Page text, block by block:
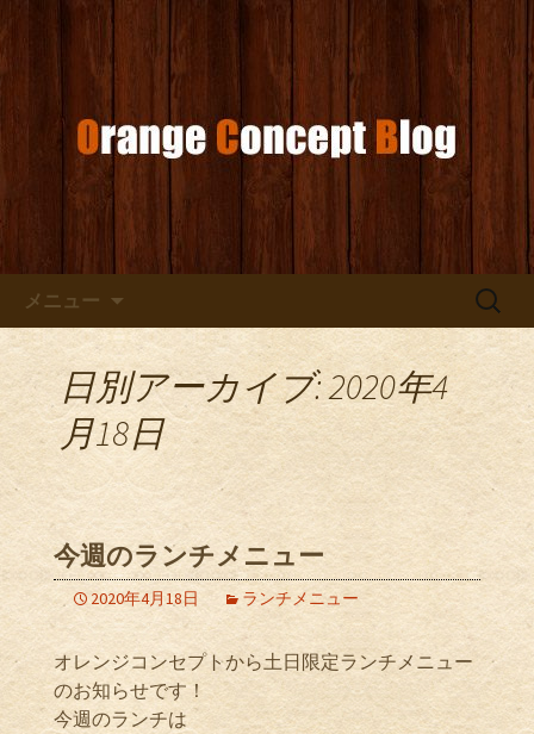
オレンジコンセプトブログ
お店からのお知らせ
メニュー
検
日別アーカイブ: 2020年4
月18日
今週のランチメニュー
2020年4月18日 ランチメニュー
オレンジコンセプトから土日限定ランチメニュー
のお知らせです！
今週のランチは